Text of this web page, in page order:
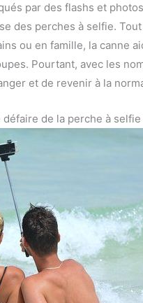
par des flashs et
des perches à selfie.
ou en famille, la canne
Pourtant, avec les
et de revenir à la
de la perche à selfie